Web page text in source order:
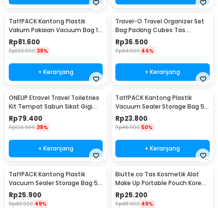
TaffPACK Kantong Plastik
Vakum Pakaian Vacuum Bag 10
PCS Hand Pump - SN09109
Rp81.600
Rp129.900 38%
+ Keranjang
Travel-O Travel Organizer Set
Bag Packing Cubes Tas
Laundry 6 PCS - BIB-650
Rp36.500
Rp64.900 44%
+ Keranjang
ONEUP Etravel Travel Toiletries
Kit Tempat Sabun Sikat Gigi
Handuk - YW46
Rp79.400
Rp126.900 38%
+ Keranjang
TaffPACK Kantong Plastik
Vacuum Sealer Storage Bag 5
PCS 35x50cm - ZKD002
Rp23.800
Rp46.900 50%
+ Keranjang
TaffPACK Kantong Plastik
Vacuum Sealer Storage Bag 5
PCS 50x70cm - ZKD002
Rp25.900
Rp49.900 49%
Biutte.co Tas Kosmetik Alat
Make Up Portable Pouch Korean
Style - B4108
Rp25.200
Rp48.900 49%